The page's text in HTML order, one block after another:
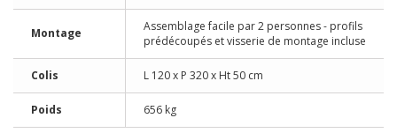
Montage
Assemblage facile par 2 personnes - profils
prédécoupés et visserie de montage incluse
Colis L 120 x P 320 x Ht 50 cm
Poids 656 kg